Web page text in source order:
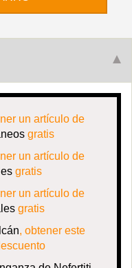
un artículo de
gratis
un artículo de
gratis
un artículo de
gratis
, obtener este